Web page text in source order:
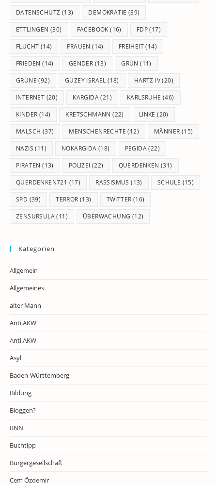
DATENSCHUTZ (13) DEMOKRATIE (39)
ETTLINGEN (30) FACEBOOK (16) FDP(17)
FLUCHT (14) FRAUEN (14) FREIHEIT(14)
FRIEDEN (14) GENDER (13) GRÜN (11)
GRÜNE (92) GÜZEY ISRAEL (18) HARTZ IV(20)
INTERNET (20) KARGIDA(21) KARLSRUHE (46)
KINDER (14) KRETSCHMANN (22) LINKE (20)
MALSCH (37) MENSCHENRECHTE (12) MÄNNER (15)
NAZIS (11) NOKARGIDA (18) PEGIDA(22)
PIRATEN (13) POLIZEI (22) QUERDENKEN (31)
QUERDENKEN721 (17) RASSISMUS (13) SCHULE (15)
SPD (39) TERROR (13) TWITTER (16)
ZENSURSULA(11) ÜBERWACHUNG (12)
Kategorien
Allgemein
Allgemeines
alter Mann
Anti.AKW
Anti.AKW
Asyl
Baden-Württemberg
Bildung
Bloggen?
BNN
Buchtipp
Bürgergesellschaft
Cem Özdemir